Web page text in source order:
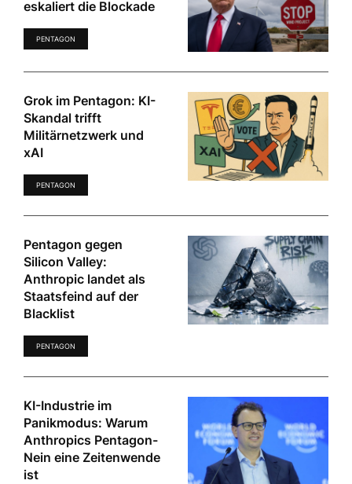
eskaliert die Blockade
PENTAGON
Grok im Pentagon: KI-
Skandal trifft
Militärnetzwerk und
xAI
PENTAGON
Pentagon gegen
Silicon Valley:
Anthropic landet als
Staatsfeind auf der
Blacklist
PENTAGON
KI-Industrie im
Panikmodus: Warum
Anthropics Pentagon-
Nein eine Zeitenwende
ist